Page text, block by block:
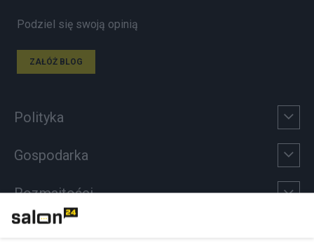
Podziel się swoją opinią
ZAŁÓŻ BLOG
Polityka
Gospodarka
Rozmaitości